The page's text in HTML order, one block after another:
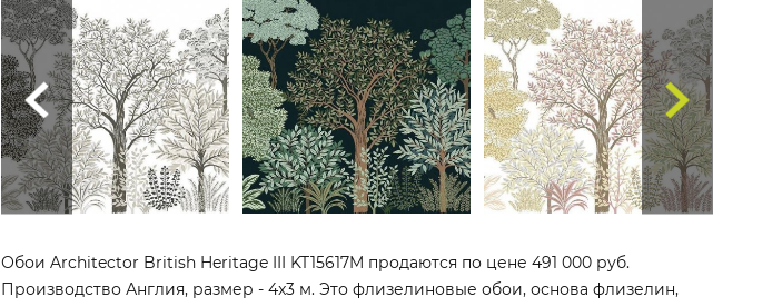
Обои Architector British Heritage III KT15617M продаются по цене 491 000 руб.
Производство Англия, размер - 4x3 м. Это флизелиновые обои, основа флизелин,